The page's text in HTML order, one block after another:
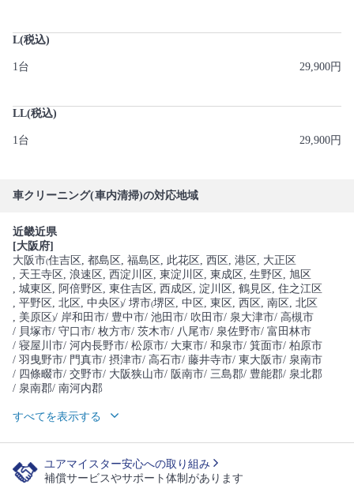
L(税込)
1台 29,900円
LL(税込)
1台 29,900円
車クリーニング(車内清掃)の対応地域
近畿近県
[大阪府]
大阪市(住吉区 , 都島区 , 福島区 , 此花区 , 西区 , 港区 , 大正区
, 天王寺区 , 浪速区 , 西淀川区 , 東淀川区 , 東成区 , 生野区 , 旭区
, 城東区 , 阿倍野区 , 東住吉区 , 西成区 , 淀川区 , 鶴見区 , 住之江区
, 平野区 , 北区 , 中央区)/ 堺市(堺区 , 中区 , 東区 , 西区 , 南区 , 北区
, 美原区)/ 岸和田市/ 豊中市/ 池田市/ 吹田市/ 泉大津市/ 高槻市
/ 貝塚市/ 守口市/ 枚方市/ 茨木市/ 八尾市/ 泉佐野市/ 富田林市
/ 寝屋川市/ 河内長野市/ 松原市/ 大東市/ 和泉市/ 箕面市/ 柏原市
/ 羽曳野市/ 門真市/ 摂津市/ 高石市/ 藤井寺市/ 東大阪市/ 泉南市
/ 四條畷市/ 交野市/ 大阪狭山市/ 阪南市/ 三島郡/ 豊能郡/ 泉北郡
/ 泉南郡/ 南河内郡
すべてを表示する
ユアマイスター安心への取り組み
補償サービスやサポート体制があります